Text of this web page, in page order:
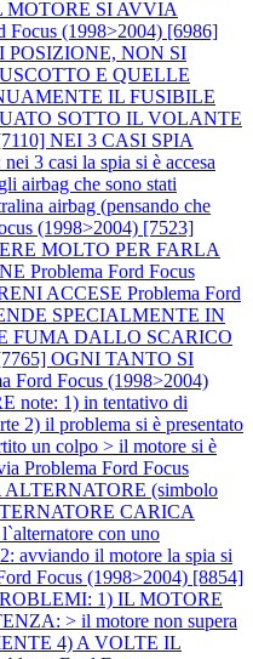
MOTORE SI AVVIA
Focus (1998>2004) [6986]
NON SI
E QUELLE
IL FUSIBILE
SOTTO IL VOLANTE
NEI 3 CASI SPIA
3 casi la spia si è accesa
airbag che sono stati
airbag (pensando che
(1998>2004) [7523]
MOLTO PER FARLA
Problema Ford Focus
ACCESE Problema Ford
SPECIALMENTE IN
FUMA DALLO SCARICO
OGNI TANTO SI
Ford Focus (1998>2004)
note: 1) in tentativo di
2) il problema si è presentato
un colpo > il motore si è
Problema Ford Focus
(simbolo
CARICA
con uno
avviando il motore la spia si
Focus (1998>2004) [8854]
1) IL MOTORE
> il motore non supera
4) A VOLTE IL